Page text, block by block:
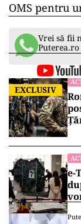
OMS pentru
Vrei să fii
EXCLUSIV
e-